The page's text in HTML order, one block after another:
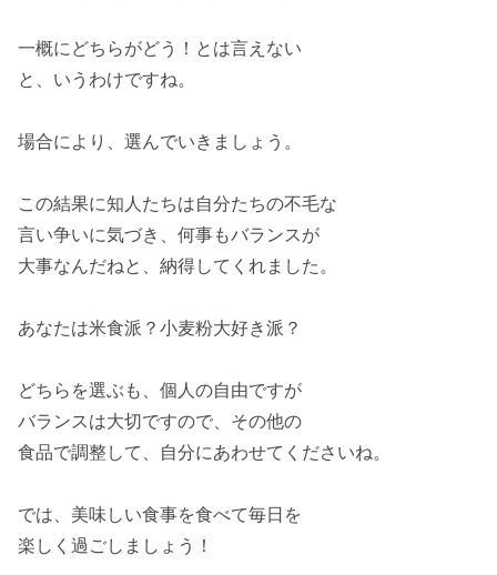
一概にどちらがどう！とは言えない
と、いうわけですね。
場合により、 選んでいきましょう。
この結果に知人たちは自分たちの不毛な
言い争いに気づき、何事もバランス が
大事なんだねと、納得してくれました。
あなたは米食派 ？ 小麦粉大好き派 ？
どちらを選ぶも、個人の自由ですが
バランス は大切ですので、その他の
食品で調整して、自分にあわせて くださいね。
では、 美味しい食事を食べて毎日を
楽しく 過ごしましょう！